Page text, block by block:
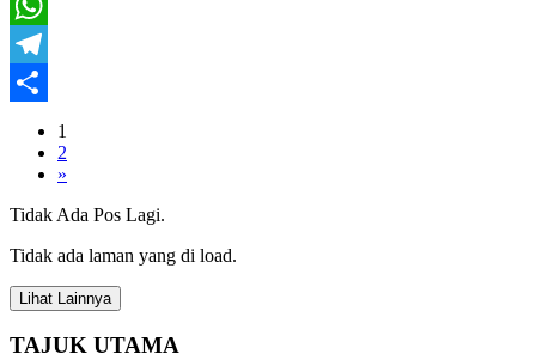
X
WhatsApp
Telegram
1
2
»
Tidak Ada Pos Lagi.
Tidak ada laman yang di load.
Lihat Lainnya
TAJUK UTAMA